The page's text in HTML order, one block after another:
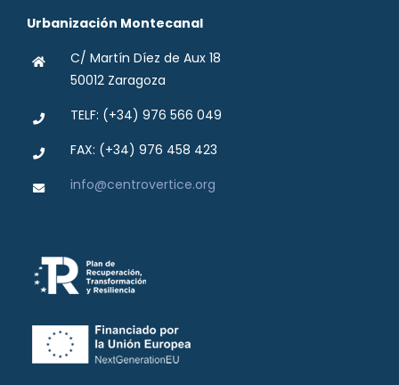
Urbanización Montecanal
C/ Martín Díez de Aux 18
50012 Zaragoza
TELF: (+34) 976 566 049
FAX: (+34) 976 458 423
info@centrovertice.org